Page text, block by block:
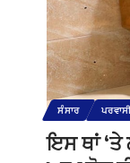
ਸੰਸਾਰ
ਇਸ ਥਾਂ